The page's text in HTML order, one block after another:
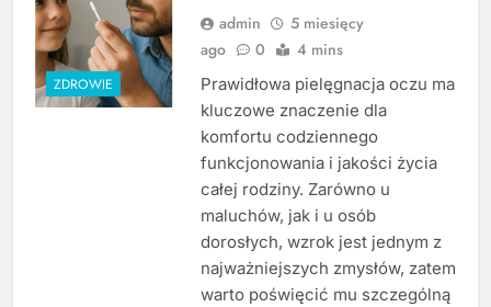
ZDROWIE
admin
5 miesięcy
ago
0 4 mins
Prawidłowa pielęgnacja oczu ma
kluczowe znaczenie dla
komfortu codziennego
funkcjonowania i jakości życia
całej rodziny. Zarówno u
maluchów, jak i u osób
dorosłych, wzrok jest jednym z
najważniejszych zmysłów, zatem
warto poświęcić mu szczególną